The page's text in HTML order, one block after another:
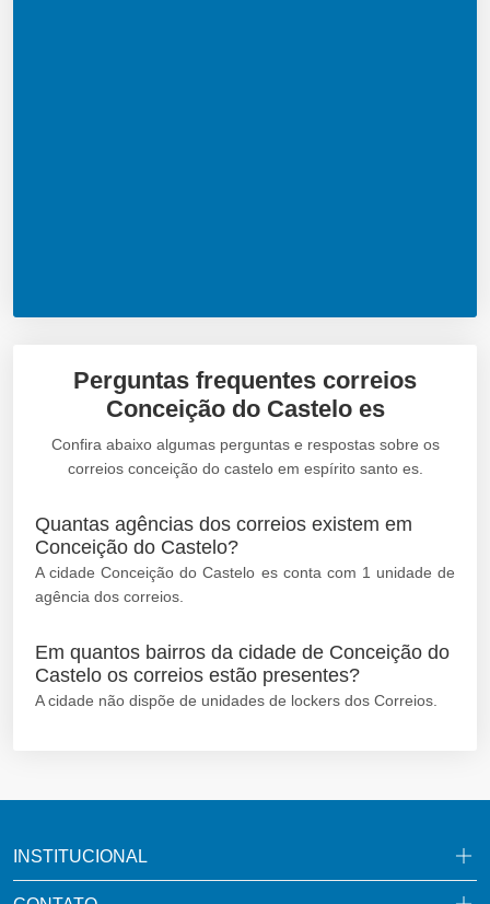
Perguntas frequentes correios
Conceição do Castelo es
Confira abaixo algumas perguntas e respostas sobre os
correios conceição do castelo em espírito santo es.
Quantas agências dos correios existem em
Conceição do Castelo?
A cidade Conceição do Castelo es conta com 1 unidade de
agência dos correios.
Em quantos bairros da cidade de Conceição do
Castelo os correios estão presentes?
A cidade não dispõe de unidades de lockers dos Correios.
INSTITUCIONAL